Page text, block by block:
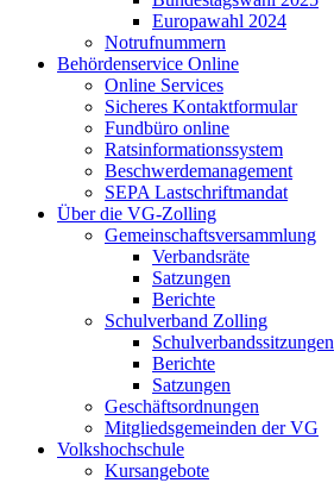
Europawahl 2024
Notrufnummern
Behördenservice Online
Online Services
Sicheres Kontaktformular
Fundbüro online
Ratsinformationssystem
Beschwerdemanagement
SEPA Lastschriftmandat
Über die VG-Zolling
Gemeinschaftsversammlung
Verbandsräte
Satzungen
Berichte
Schulverband Zolling
Schulverbandssitzungen
Berichte
Satzungen
Geschäftsordnungen
Mitgliedsgemeinden der VG
Volkshochschule
Kursangebote